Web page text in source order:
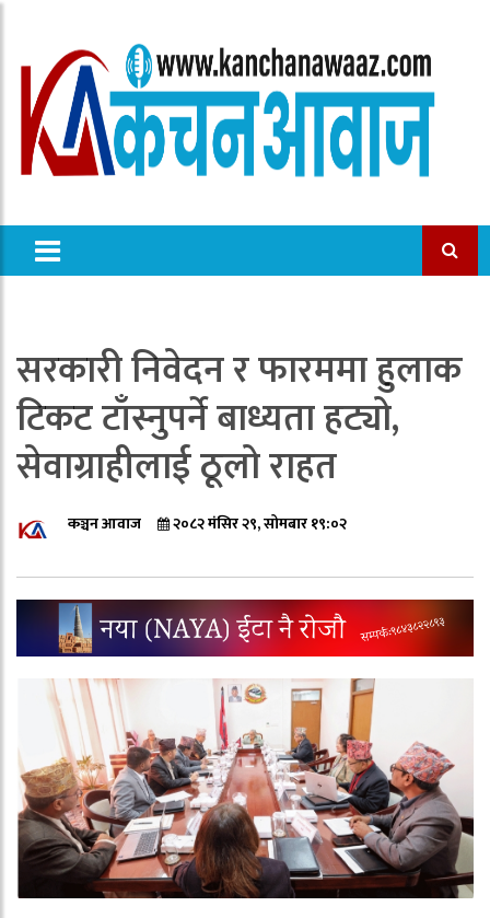
सरकारी निवेदन र फारममा हुलाक
टिकट टाँस्नुपर्ने बाध्यता हट्यो,
सेवाग्राहीलाई ठूलो राहत
कञ्चन आवाज २०८२ मंसिर २९, सोमबार १९:०२